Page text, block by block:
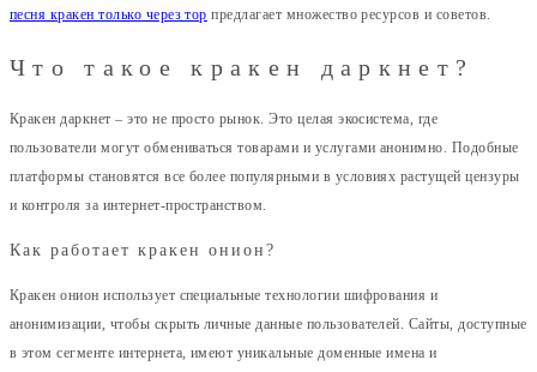
песня кракен только через тор предлагает множество ресурсов и советов.
Что такое кракен даркнет?
Кракен даркнет – это не просто рынок. Это целая экосистема, где
пользователи могут обмениваться товарами и услугами анонимно. Подобные
платформы становятся все более популярными в условиях растущей цензуры
и контроля за интернет-пространством.
Как работает кракен онион?
Кракен онион использует специальные технологии шифрования и
анонимизации, чтобы скрыть личные данные пользователей. Сайты, доступные
в этом сегменте интернета, имеют уникальные доменные имена и